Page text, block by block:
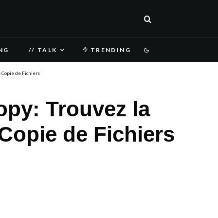
// TALK TRENDING
Copie de Fichiers
Trouvez la
de Fichiers